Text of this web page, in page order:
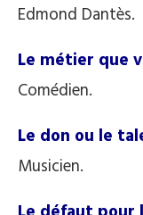
Edmond Dantès.
Le métier que
Comédien.
Le don ou le
Musicien.